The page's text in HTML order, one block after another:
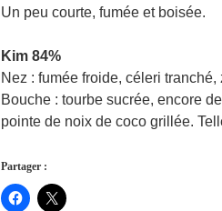
Un peu courte, fumée et boisée.
Kim 84%
Nez : fumée froide, céleri
Bouche : tourbe sucrée, encore
pointe de noix de coco grillée.
Partager :